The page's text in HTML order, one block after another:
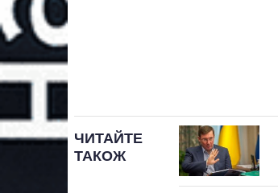
ЧИТАЙТЕ
ТАКОЖ